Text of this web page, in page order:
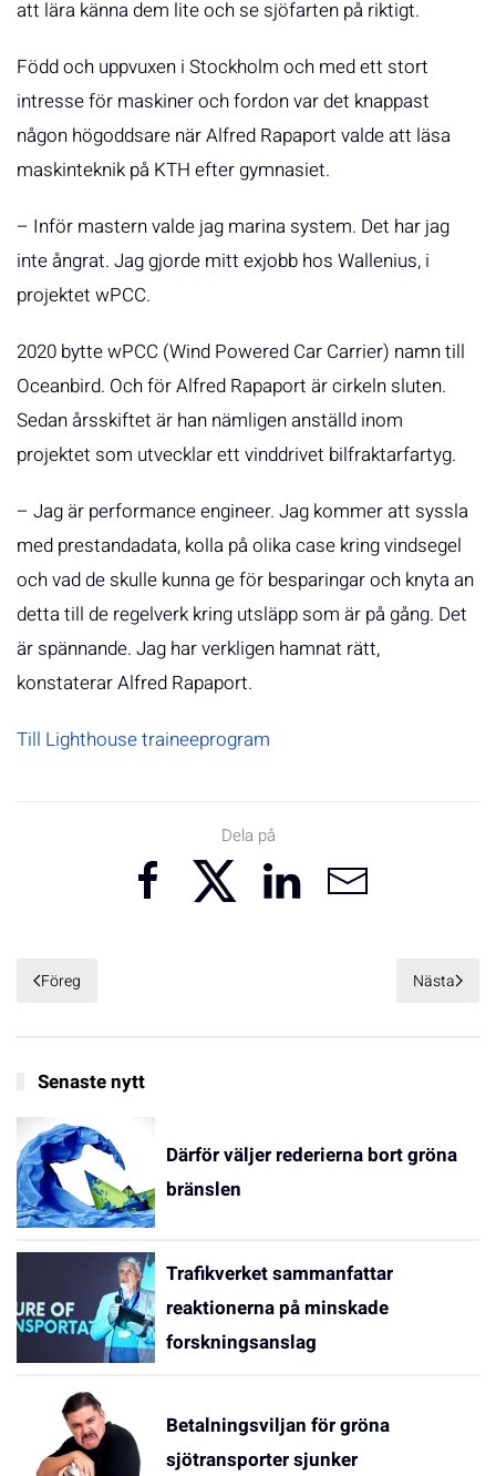
att lära känna dem lite och se sjöfarten på riktigt.
Född och uppvuxen i Stockholm och med ett stort
intresse för maskiner och fordon var det knappast
någon högoddsare när Alfred Rapaport valde att läsa
maskinteknik på KTH efter gymnasiet.
– Inför mastern valde jag marina system. Det har jag
inte ångrat. Jag gjorde mitt exjobb hos Wallenius, i
projektet wPCC.
2020 bytte wPCC (Wind Powered Car Carrier) namn till
Oceanbird. Och för Alfred Rapaport är cirkeln sluten.
Sedan årsskiftet är han nämligen anställd inom
projektet som utvecklar ett vinddrivet bilfraktarfartyg.
– Jag är performance engineer. Jag kommer att syssla
med prestandadata, kolla på olika case kring vindsegel
och vad de skulle kunna ge för besparingar och knyta an
detta till de regelverk kring utsläpp som är på gång. Det
är spännande. Jag har verkligen hamnat rätt,
konstaterar Alfred Rapaport.
Till Lighthouse traineeprogram
Dela på
Föreg Nästa
Senaste nytt
Därför väljer rederierna bort gröna
bränslen
Trafikverket sammanfattar
reaktionerna på minskade
forskningsanslag
Betalningsviljan för gröna
sjötransporter sjunker